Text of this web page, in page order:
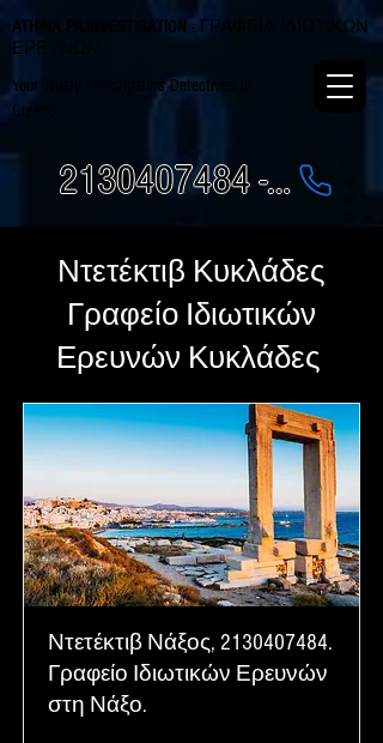
ATHINA PR.INVESTIGATION - ΓΡΑΦΕΙΑ ΙΔΙΩΤΙΚΩΝ
ΕΡΕΥΝΩΝ
Your Trusty Investigators Detectives in
Greece
2130407484 - 6984337249
Ντετέκτιβ Κυκλάδες
Γραφείο Ιδιωτικών
Ερευνών Κυκλάδες
Ντετέκτιβ Νάξος, 2130407484.
Γραφείο Ιδιωτικών Ερευνών
στη Νάξο.